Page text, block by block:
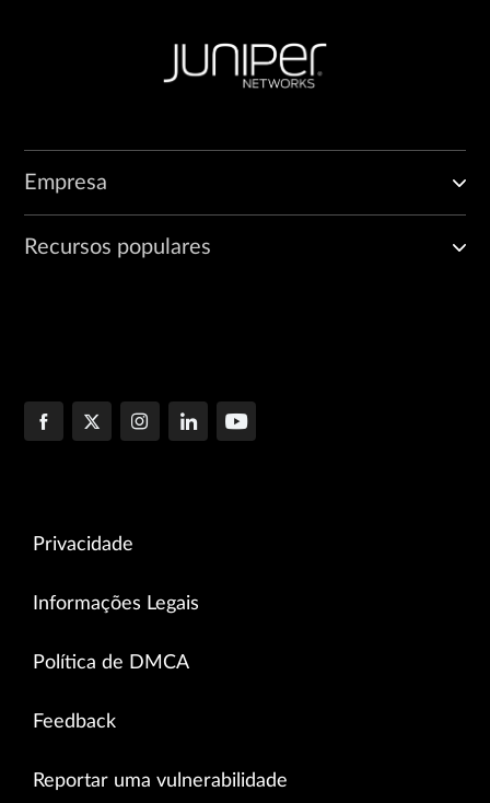
Empresa
Recursos populares
Privacidade
Informações Legais
Política de DMCA
Feedback
Reportar uma vulnerabilidade